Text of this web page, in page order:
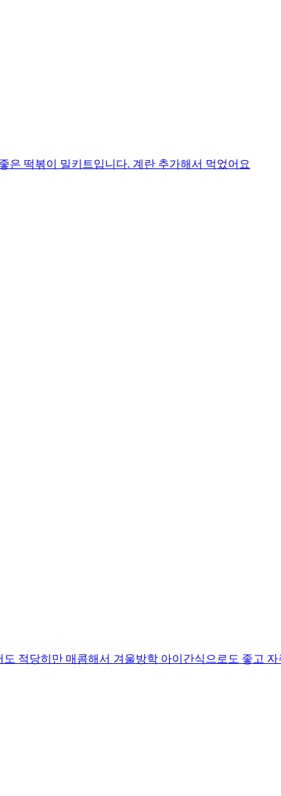
은 떡볶이 밀키트입니다. 계란 추가해서 먹었어요
적당히만 매콤해서 겨울방학 아이간식으로도 좋고